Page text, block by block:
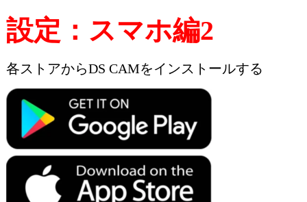
設定：スマホ編2
各ストアからDS CAMをインストールする